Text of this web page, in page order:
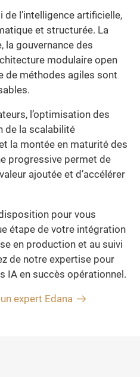
l’intelligence artificielle,
et structurée. La
la gouvernance des
modulaire open
de méthodes agiles sont
l’optimisation des
de la scalabilité
la montée en maturité des
progressive permet de
ajoutée et d’accélérer
pour vous
étape de votre intégration
en production et au suivi
de notre expertise pour
IA en succès opérationnel.
expert Edana